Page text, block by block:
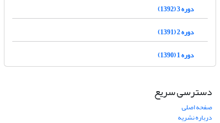
دوره 3 (1392)
دوره 2 (1391)
دوره 1 (1390)
دسترسی سریع
صفحه اصلی
درباره نشریه